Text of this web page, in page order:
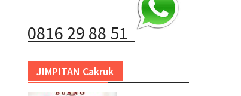
0816 29 88 51
JIMPITAN Cakruk